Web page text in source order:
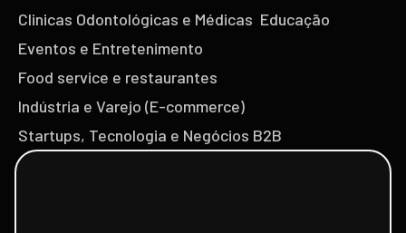
Clinicas Odontológicas e Médicas Educação
Eventos e Entretenimento
Food service e restaurantes
Indústria e Varejo (E-commerce)
Startups, Tecnologia e Negócios B2B